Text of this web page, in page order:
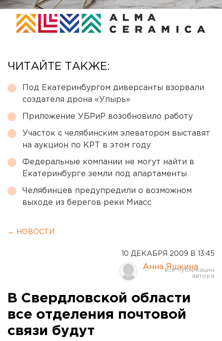
ЧИТАЙТЕ ТАКЖЕ:
Под Екатеринбургом диверсанты взорвали
создателя дрона «Упырь»
Приложение УБРиР возобновило работу
Участок с челябинским элеватором выставят
на аукцион по КРТ в этом году
Федеральные компании не могут найти в
Екатеринбурге земли под апартаменты
Челябинцев предупредили о возможном
выходе из берегов реки Миасс
← НОВОСТИ
10 ДЕКАБРЯ 2009 В 13:45
Анна Яшкина
В Свердловской области
все отделения почтовой
связи будут